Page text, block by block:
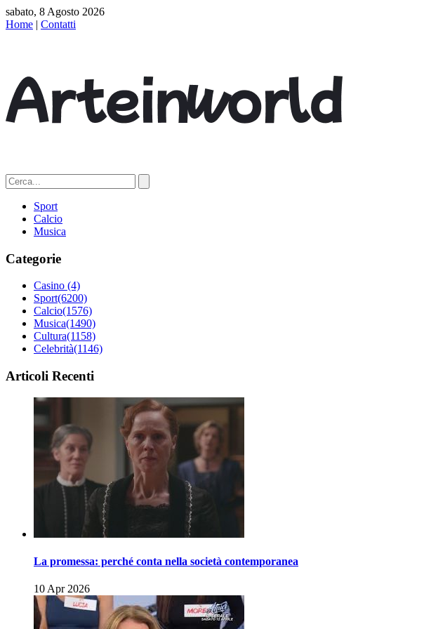
sabato, 8 Agosto 2026
Home | Contatti
Sport
Calcio
Musica
Categorie
Casino (4)
Sport(6200)
Calcio(1576)
Musica(1490)
Cultura(1158)
Celebrità(1146)
Articoli Recenti
La promessa: perché conta nella società contemporanea
10 Apr 2026